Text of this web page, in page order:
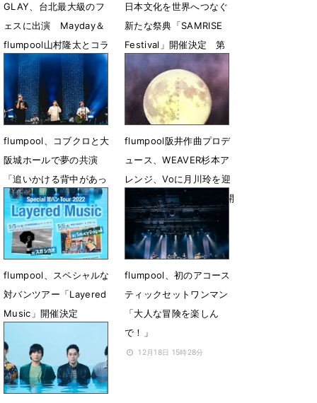
GLAY、台北最大級のフ
ェスに出演 Mayday＆
flumpool山村隆太とコラ
8月26日 18時08分
日本文化を世界へつなぐ
新たな祭典「SAMRISE
Festival」開催決定 第
一弾出演アーティストに
GENERATIONSら７組を
発表
6月16日 13時30分
flumpool、コブクロと大
阪城ホールで夢の共演
「追いかける背中があっ
たから、ここまで来れま
した」
2月21日 22時00分
flumpool阪井作曲プロデ
ュース、WEAVER杉本ア
レンジ、Voに月川玲を迎
えたラブバラードMV公開
6月8日 19時06分
flumpool、スペシャルな
対バンツアー「Layered
Music」開催決定
flumpool、初のアコース
ティックセットワンマン
「大人な冒険を楽しん
で！」
12月18日 15時28分